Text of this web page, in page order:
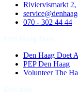
Riviervismarkt
070 - 302 44 44
Den Haag Doet
PEP Den Haag
Volunteer The